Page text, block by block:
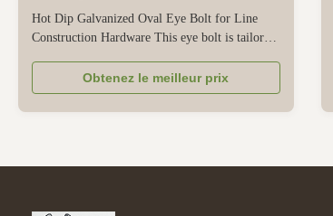
construction de lignes
Hot Dip Galvanized Oval Eye Bolt for Line
Construction Hardware This eye bolt is tailored
and telecom line installation. Made from high-
strength carbon steel, it delivers reliable load-
bearing capacity to secure components like
Obtenez le meilleur prix